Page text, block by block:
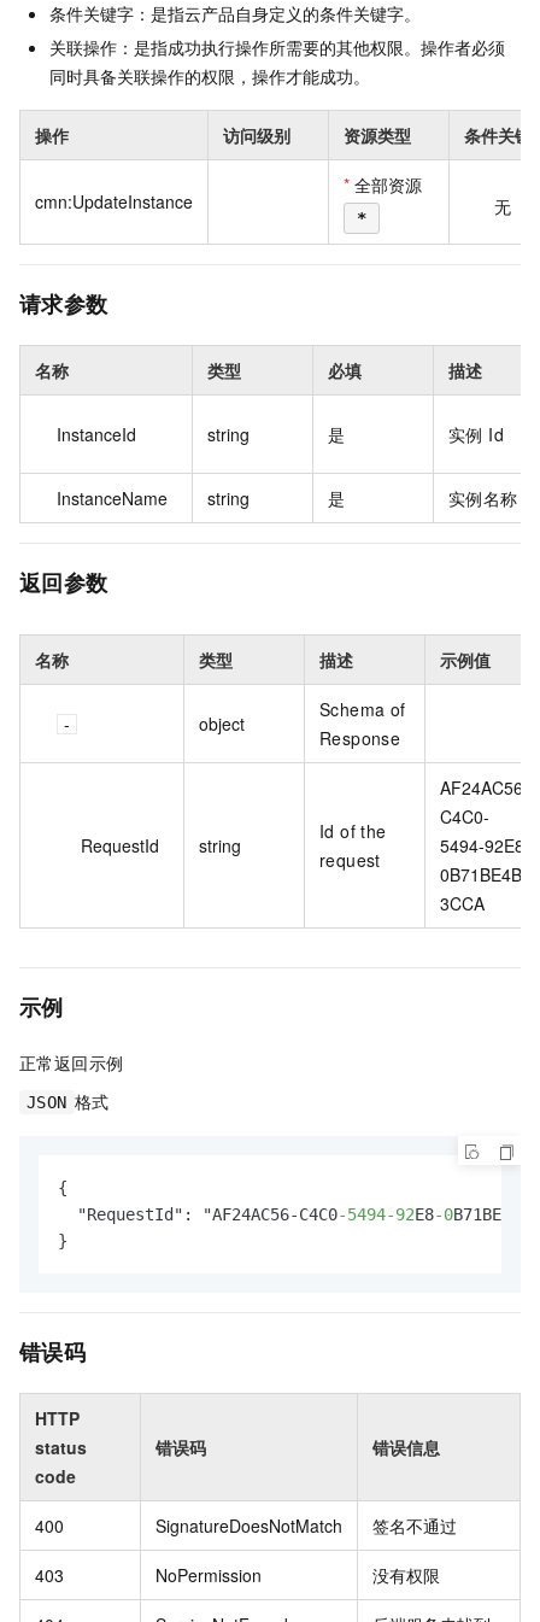
条件关键字：是指云产品自身定义的条件关键字。
关联操作：是指成功执行操作所需要的其他权限。操作者必须
同时具备关联操作的权限，操作才能成功。
操作 访问级别 资源类型 条件关键
cmn:UpdateInstance
* 全部资源
* 无
请求参数
名称 类型 必填 描述
InstanceId string 是 实例 Id
InstanceName string 是 实例名称
返回参数
名称 类型 描述 示例值
object
Schema of
Response
RequestId string
Id of the
request
AF24AC56-
C4C0-
5494-92E8-
0B71BE4B
3CCA
示例
正常返回示例
JSON 格式
{
  "RequestId": "AF24AC56-C4C0
-5494-92E8-0
}
错误码
HTTP
status
code
错误码 错误信息
400 SignatureDoesNotMatch 签名不通过
403 NoPermission 没有权限